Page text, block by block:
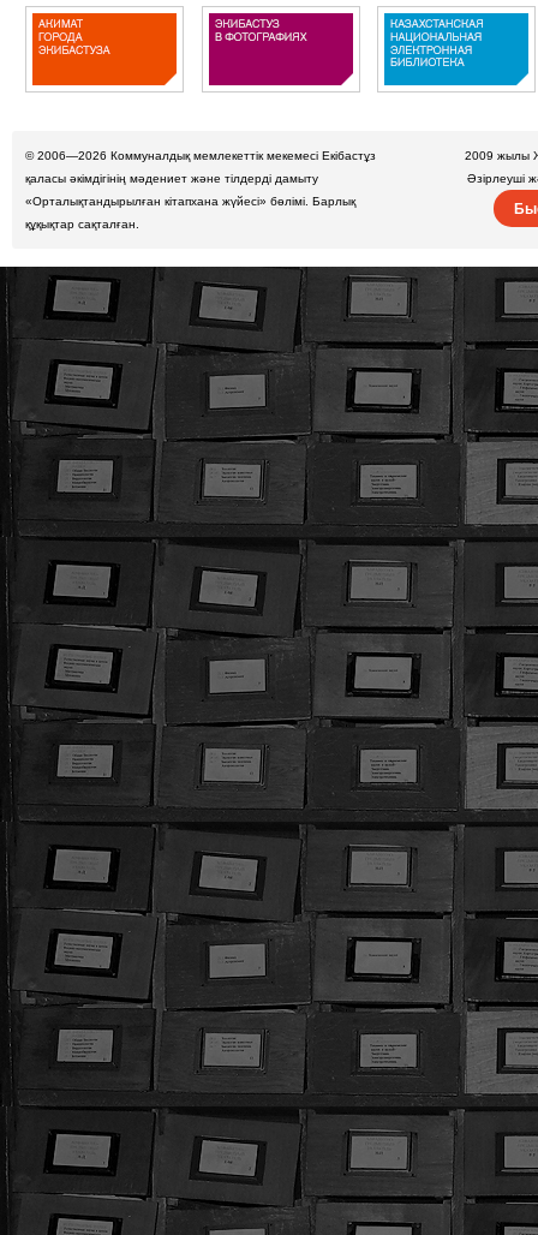
© 2006—2026 Коммуналдық мемлекеттік мекемесі Екібастұз
қаласы әкімдігінің мәдениет және тілдерді дамыту
«Орталықтандырылған кітапхана жүйесі» бөлімі. Барлық
құқықтар сақталған.
2009 жылы
Әзірлеуші